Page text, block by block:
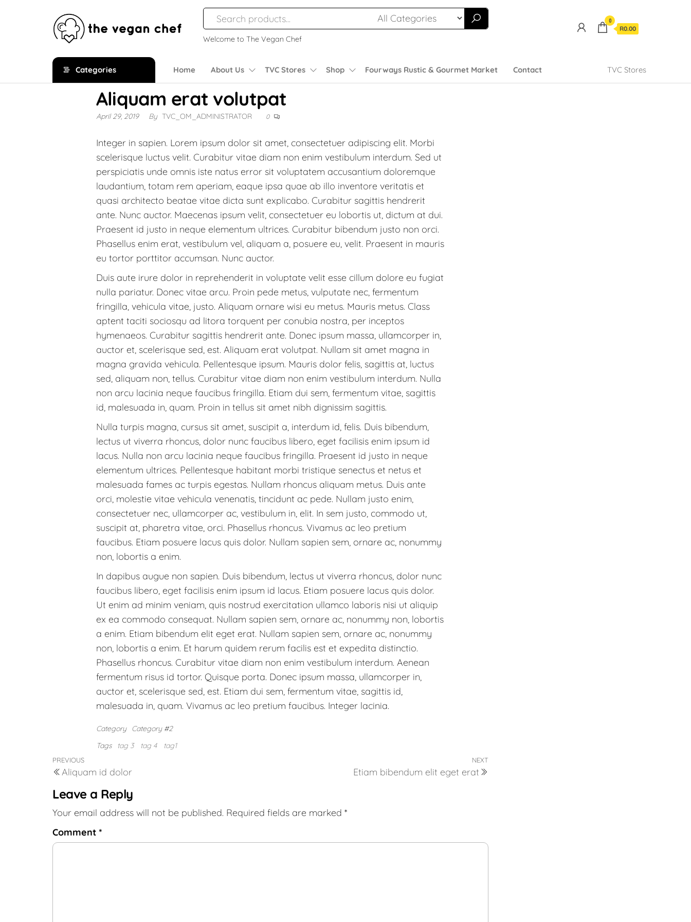
The
Vegan
Chef
Cruelty
Welcome to The Vegan Chef
0
R0.00
Categories Home About Us TVC Stores Shop Fourways Rustic & Gourmet Market Contact TVC Stores
Aliquam erat volutpat
April 29, 2019 By TVC_OM_ADMINISTRATOR 0
Integer in sapien. Lorem ipsum dolor sit amet, consectetuer adipiscing elit. Morbi
scelerisque luctus velit. Curabitur vitae diam non enim vestibulum interdum. Sed ut
perspiciatis unde omnis iste natus error sit voluptatem accusantium doloremque
laudantium, totam rem aperiam, eaque ipsa quae ab illo inventore veritatis et
quasi architecto beatae vitae dicta sunt explicabo. Curabitur sagittis hendrerit
ante. Nunc auctor. Maecenas ipsum velit, consectetuer eu lobortis ut, dictum at dui.
Praesent id justo in neque elementum ultrices. Curabitur bibendum justo non orci.
Phasellus enim erat, vestibulum vel, aliquam a, posuere eu, velit. Praesent in mauris
eu tortor porttitor accumsan. Nunc auctor.
Duis aute irure dolor in reprehenderit in voluptate velit esse cillum dolore eu fugiat
nulla pariatur. Donec vitae arcu. Proin pede metus, vulputate nec, fermentum
fringilla, vehicula vitae, justo. Aliquam ornare wisi eu metus. Mauris metus. Class
aptent taciti sociosqu ad litora torquent per conubia nostra, per inceptos
hymenaeos. Curabitur sagittis hendrerit ante. Donec ipsum massa, ullamcorper in,
auctor et, scelerisque sed, est. Aliquam erat volutpat. Nullam sit amet magna in
magna gravida vehicula. Pellentesque ipsum. Mauris dolor felis, sagittis at, luctus
sed, aliquam non, tellus. Curabitur vitae diam non enim vestibulum interdum. Nulla
non arcu lacinia neque faucibus fringilla. Etiam dui sem, fermentum vitae, sagittis
id, malesuada in, quam. Proin in tellus sit amet nibh dignissim sagittis.
Nulla turpis magna, cursus sit amet, suscipit a, interdum id, felis. Duis bibendum,
lectus ut viverra rhoncus, dolor nunc faucibus libero, eget facilisis enim ipsum id
lacus. Nulla non arcu lacinia neque faucibus fringilla. Praesent id justo in neque
elementum ultrices. Pellentesque habitant morbi tristique senectus et netus et
malesuada fames ac turpis egestas. Nullam rhoncus aliquam metus. Duis ante
orci, molestie vitae vehicula venenatis, tincidunt ac pede. Nullam justo enim,
consectetuer nec, ullamcorper ac, vestibulum in, elit. In sem justo, commodo ut,
suscipit at, pharetra vitae, orci. Phasellus rhoncus. Vivamus ac leo pretium
faucibus. Etiam posuere lacus quis dolor. Nullam sapien sem, ornare ac, nonummy
non, lobortis a enim.
In dapibus augue non sapien. Duis bibendum, lectus ut viverra rhoncus, dolor nunc
faucibus libero, eget facilisis enim ipsum id lacus. Etiam posuere lacus quis dolor.
Ut enim ad minim veniam, quis nostrud exercitation ullamco laboris nisi ut aliquip
ex ea commodo consequat. Nullam sapien sem, ornare ac, nonummy non, lobortis
a enim. Etiam bibendum elit eget erat. Nullam sapien sem, ornare ac, nonummy
non, lobortis a enim. Et harum quidem rerum facilis est et expedita distinctio.
Phasellus rhoncus. Curabitur vitae diam non enim vestibulum interdum. Aenean
fermentum risus id tortor. Quisque porta. Donec ipsum massa, ullamcorper in,
auctor et, scelerisque sed, est. Etiam dui sem, fermentum vitae, sagittis id,
malesuada in, quam. Vivamus ac leo pretium faucibus. Integer lacinia.
Category
Category #2
Tags
tag 3 tag 4 tag1
PREVIOUS
Aliquam id dolor
NEXT
Etiam bibendum elit eget erat
Leave a Reply
Your email address will not be published. Required fields are marked *
Comment *